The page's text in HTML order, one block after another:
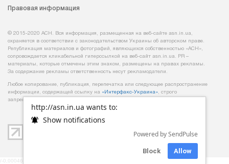
http://asn.in.ua wants to:
Show notifications
Powered by SendPulse
Block Allow
Правовая информация
© 2015-2020 АСН. Вся информация, размещенная на веб-сайте asn.in.ua,
охраняется в соответствии с законодательством Украины об авторском праве.
Републикация материалов и фотографий, являющихся собственностью «АСН»,
сопровождается кликабельной гиперссылкой на веб-сайт asn.іn.ua. PR –
материалы, которые отмечены этим знаком, размещены на правах рекламы.
За содержание рекламы ответственность несут рекламодатели.
Любое копирование, публикация, перепечатка или следующее распространение
информации, содержащей ссылку на «Интерфакс-Украина», строго
запрещается.
/-0,00046992301940918-/ /-mob-/